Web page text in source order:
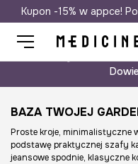
Darmowa
Kupon -15% w appce!
BAZA TWOJEJ
Proste kroje, minimalistyczne
podstawę praktycznej szafy
jeansowe spodnie, klasyczne